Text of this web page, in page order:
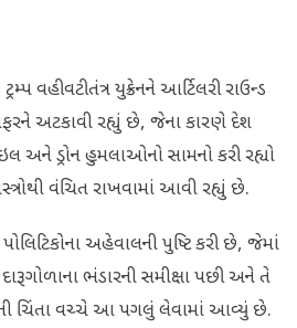
વહીવટીતંત્ર યુક્રેનને આર્ટિલરી રાઉન્ડ
અટકાવી રહ્યું છે, જેના કારણે દેશ
અને ડ્રોન હુમલાઓનો સામનો કરી રહ્યો
વંચિત રાખવામાં આવી રહ્યું છે.
અહેવાલની પુષ્ટિ કરી છે, જેમાં
ભંડારની સમીક્ષા પછી અને તે
ચિંતા વચ્ચે આ પગલું લેવામાં આવ્યું છે.